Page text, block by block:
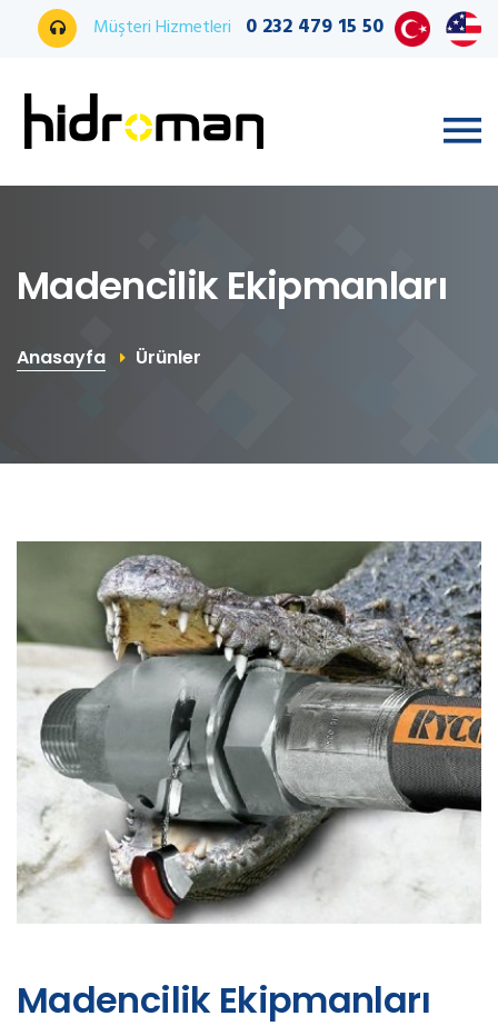
Müşteri Hizmetleri 0 232 479 15 50
Madencilik Ekipmanları
Anasayfa Ürünler
Madencilik Ekipmanları